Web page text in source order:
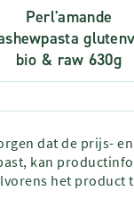
Perl'amande
bio & raw 630g
dat de prijs-
kan
het product